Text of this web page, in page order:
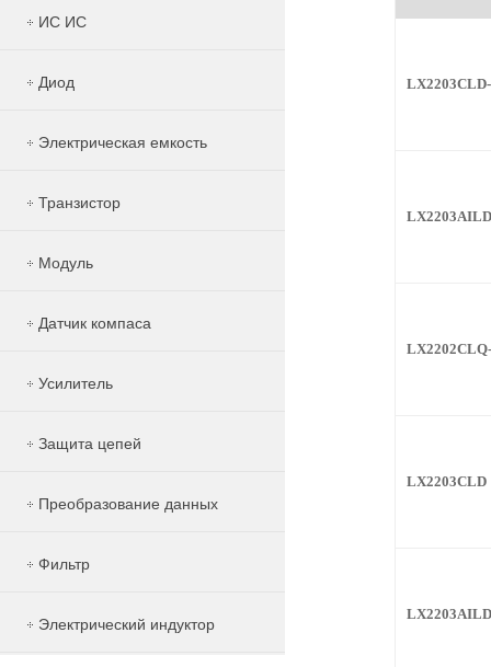
ИС ИС
Диод
Электрическая емкость
Транзистор
Модуль
Датчик компаса
Усилитель
Защита цепей
Преобразование данных
Фильтр
Электрический индуктор
LX2203CLD
LX2203AILD